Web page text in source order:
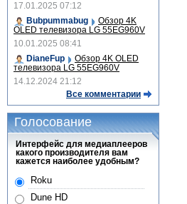
17.01.2025 07:12
Bubpummabug
Обзор 4K
OLED телевизора LG 55EG960V
10.01.2025 08:41
DianeFup
Обзор 4K OLED
телевизора LG 55EG960V
14.12.2024 21:12
Все комментарии
Голосование
Интерфейс для медиаплееров
какого производителя вам
кажется наиболее удобным?
Roku
Dune HD